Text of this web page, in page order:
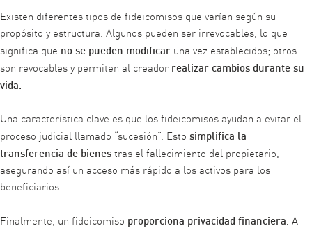
Existen diferentes tipos de fideicomisos que varían según su
propósito y estructura. Algunos pueden ser irrevocables, lo que
significa que no se pueden modificar una vez establecidos; otros
son revocables y permiten al creador realizar cambios durante su
vida.
Una característica clave es que los fideicomisos ayudan a evitar el
proceso judicial llamado “sucesión”. Esto simplifica la
transferencia de bienestras el fallecimiento del propietario,
asegurando así un acceso más rápido a los activos para los
beneficiarios.
Finalmente, un fideicomiso proporciona privacidad financiera. A